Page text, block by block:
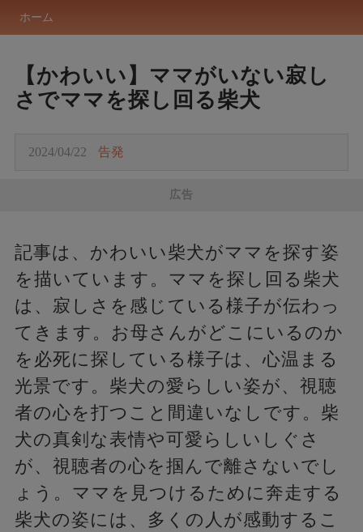
ホーム
【かわいい】ママがいない寂し
さでママを探し回る柴犬
2024/04/22 告発
広告
記事は、かわいい柴犬がママを探す姿
を描いています。ママを探し回る柴犬
は、寂しさを感じている様子が伝わっ
てきます。お母さんがどこにいるのか
を必死に探している様子は、心温まる
光景です。柴犬の愛らしい姿が、視聴
者の心を打つこと間違いなしです。柴
犬の真剣な表情や可愛らしいしぐさ
が、視聴者の心を掴んで離さないでし
ょう。ママを見つけるために奔走する
柴犬の姿には、多くの人が感動するこ